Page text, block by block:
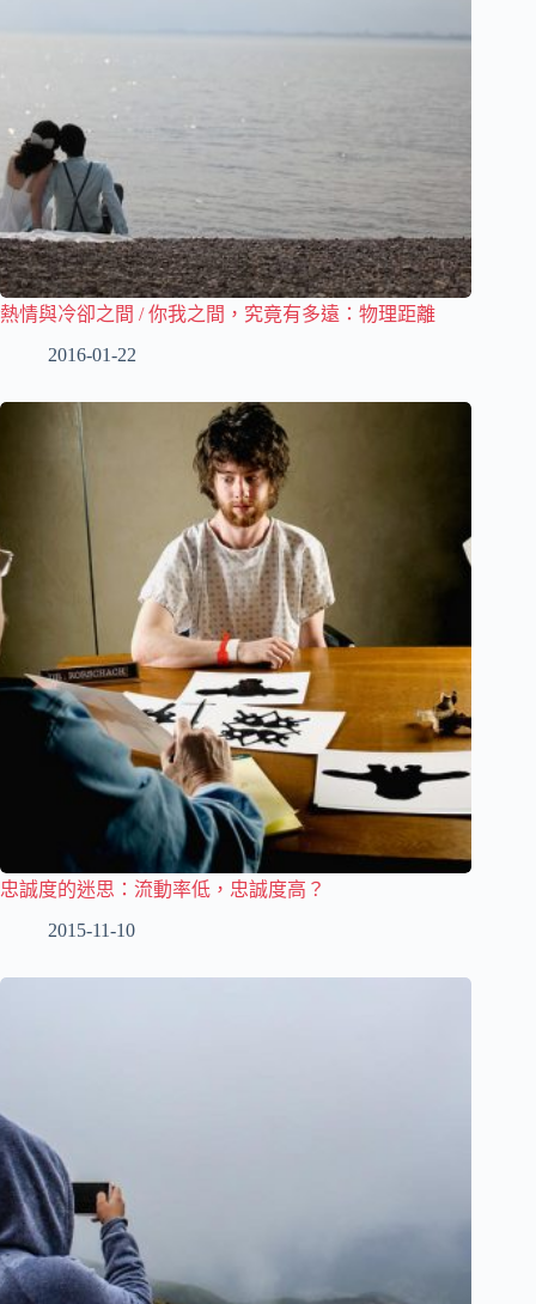
熱情與冷卻之間 / 你我之間，究竟有多遠：物理距離
2016-01-22
忠誠度的迷思：流動率低，忠誠度高？
2015-11-10